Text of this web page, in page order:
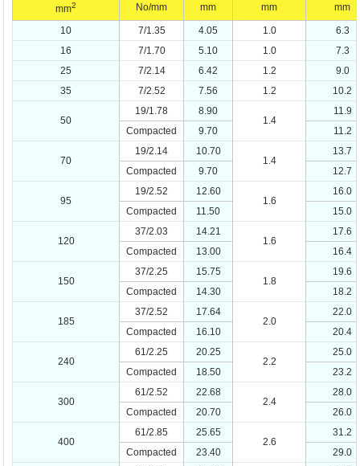
mm2 No/mm mm mm mm
10 7/1.35 4.05 1.0
6.3
16
7/1.70 5.10 1.0
7.3
25
7/2.14 6.42 1.2
9.0
35
7/2.52 7.56 1.2 10.2
50
19/1.78
8.90
1.4
11.9
Compacted
9.70 11.2
70
19/2.14
10.70
1.4
13.7
Compacted
9.70 12.7
95
19/2.52
12.60
1.6
16.0
Compacted
11.50 15.0
120
37/2.03
14.21
1.6
17.6
Compacted
13.00 16.4
150
37/2.25
15.75
1.8
19.6
Compacted
14.30 18.2
185
37/2.52
17.64
2.0
22.0
Compacted
16.10 20.4
240
61/2.25
20.25
2.2
25.0
Compacted
18.50 23.2
300
61/2.52
22.68
2.4
28.0
Compacted
20.70 26.0
400
61/2.85
25.65
2.6
31.2
Compacted
23.40 29.0